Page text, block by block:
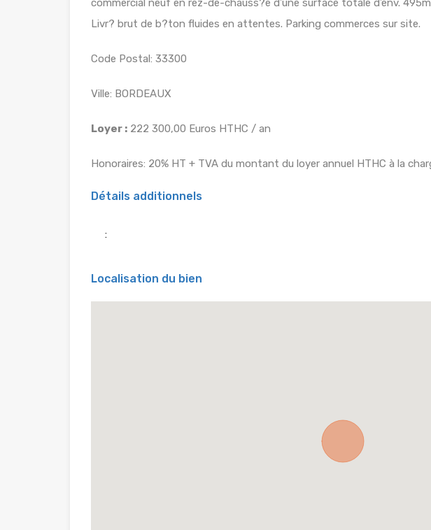
commercial neuf en rez-de-chauss?e d’une surface totale d’env.
Livr? brut de b?ton fluides en attentes. Parking commerces sur site.
Code Postal: 33300
Ville: BORDEAUX
Loyer : 222 300,00 Euros HTHC / an
Honoraires: 20% HT + TVA du montant du loyer annuel HTHC à la
Détails additionnels
:
Localisation du bien